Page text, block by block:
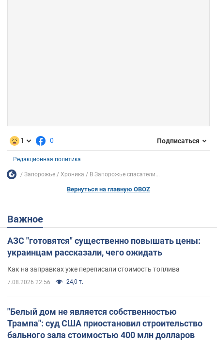
1 0 Подписаться
Редакционная политика
Запорожье Хроника В Запорожье спасатели...
Вернуться на главную OBOZ
Важное
АЗС "готовятся" существенно повышать цены:
украинцам рассказали, чего ожидать
Как на заправках уже переписали стоимость топлива
7.08.2026 22:56 24,0 т.
"Белый дом не является собственностью
Трампа": суд США приостановил строительство
бального зала стоимостью 400 млн долларов